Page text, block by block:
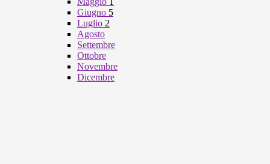
Giugno 5
Luglio 2
Agosto
Settembre
Ottobre
Novembre
Dicembre